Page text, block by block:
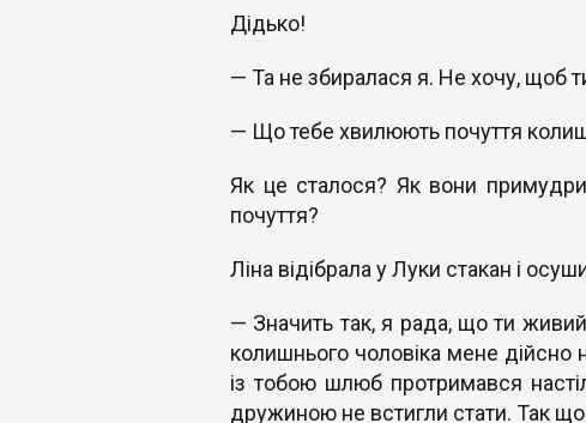
Дідько!
— Та не збиралася я. Не хочу, щоб
— Що тебе хвилюють почуття
Як це сталося? Як вони
почуття?
Ліна відібрала у Луки стакан і
— Значить так, я рада, що ти
колишнього чоловіка мене
із тобою шлюб протримався
дружиною не встигли стати. Так